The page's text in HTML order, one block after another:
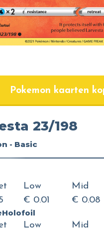
Pokemon kaarten
23/198
- Basic
Low
€ 0.01
Mid
€ 0.08
Low
Mid